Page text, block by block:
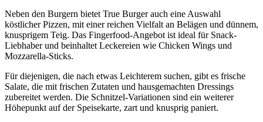
Neben den Burgern bietet True Burger auch eine Auswahl
köstlicher Pizzen, mit einer reichen Vielfalt an Belägen und dünnem,
knusprigem Teig. Das Fingerfood-Angebot ist ideal für Snack-
Liebhaber und beinhaltet Leckereien wie Chicken Wings und
Mozzarella-Sticks.
Für diejenigen, die nach etwas Leichterem suchen, gibt es frische
Salate, die mit frischen Zutaten und hausgemachten Dressings
zubereitet werden. Die Schnitzel-Variationen sind ein weiterer
Höhepunkt auf der Speisekarte, zart und knusprig paniert.